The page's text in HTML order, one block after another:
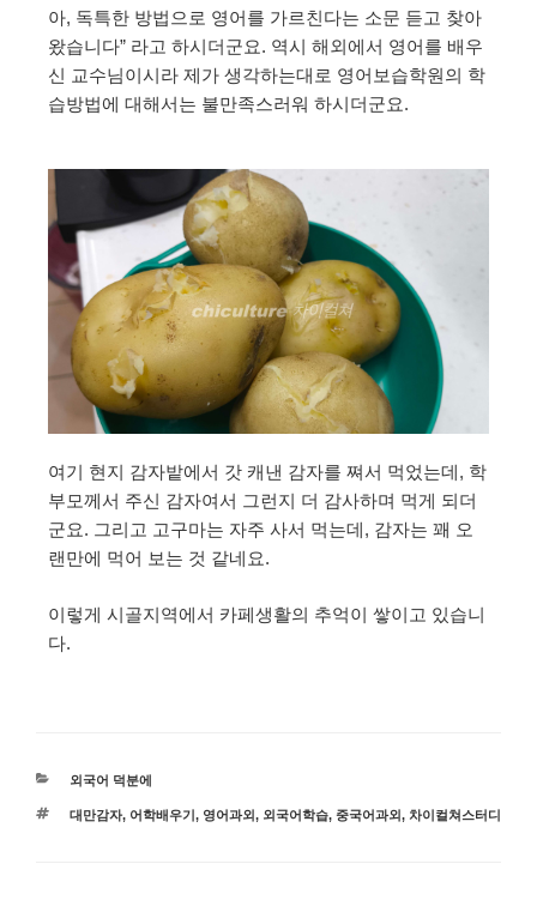
아, 독특한 방법으로 영어를 가르친다는 소문 듣고 찾아
왔습니다” 라고 하시더군요. 역시 해외에서 영어를 배우
신 교수님이시라 제가 생각하는대로 영어보습학원의 학
습방법에 대해서는 불만족스러워 하시더군요.
여기 현지 감자밭에서 갓 캐낸 감자를 쪄서 먹었는데, 학
부모께서 주신 감자여서 그런지 더 감사하며 먹게 되더
군요. 그리고 고구마는 자주 사서 먹는데, 감자는 꽤 오
랜만에 먹어 보는 것 같네요.
이렇게 시골지역에서 카페생활의 추억이 쌓이고 있습니
다.
외국어 덕분에
대만감자, 어학배우기, 영어과외, 외국어학습, 중국어과외, 차이컬쳐스터디